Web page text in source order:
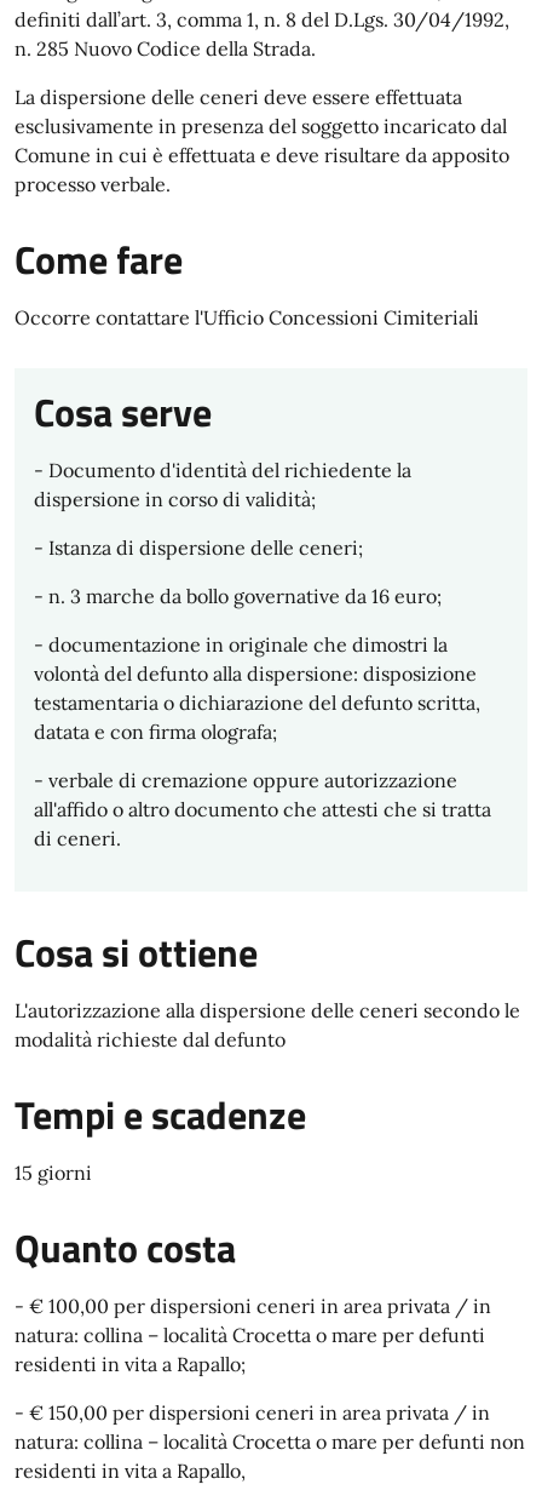
definiti dall’art. 3, comma 1, n. 8 del D.Lgs. 30/04/1992,
n. 285 Nuovo Codice della Strada.
La dispersione delle ceneri deve essere effettuata
esclusivamente in presenza del soggetto incaricato dal
Comune in cui è effettuata e deve risultare da apposito
processo verbale.
Come fare
Occorre contattare l'Ufficio Concessioni Cimiteriali
Cosa serve
- Documento d'identità del richiedente la
dispersione in corso di validità;
- Istanza di dispersione delle ceneri;
- n. 3 marche da bollo governative da 16 euro;
- documentazione in originale che dimostri la
volontà del defunto alla dispersione: disposizione
testamentaria o dichiarazione del defunto scritta,
datata e con firma olografa;
- verbale di cremazione oppure autorizzazione
all'affido o altro documento che attesti che si tratta
di ceneri.
Cosa si ottiene
L'autorizzazione alla dispersione delle ceneri secondo le
modalità richieste dal defunto
Tempi e scadenze
15 giorni
Quanto costa
- € 100,00 per dispersioni ceneri in area privata / in
natura: collina – località Crocetta o mare per defunti
residenti in vita a Rapallo;
- € 150,00 per dispersioni ceneri in area privata / in
natura: collina – località Crocetta o mare per defunti non
residenti in vita a Rapallo,